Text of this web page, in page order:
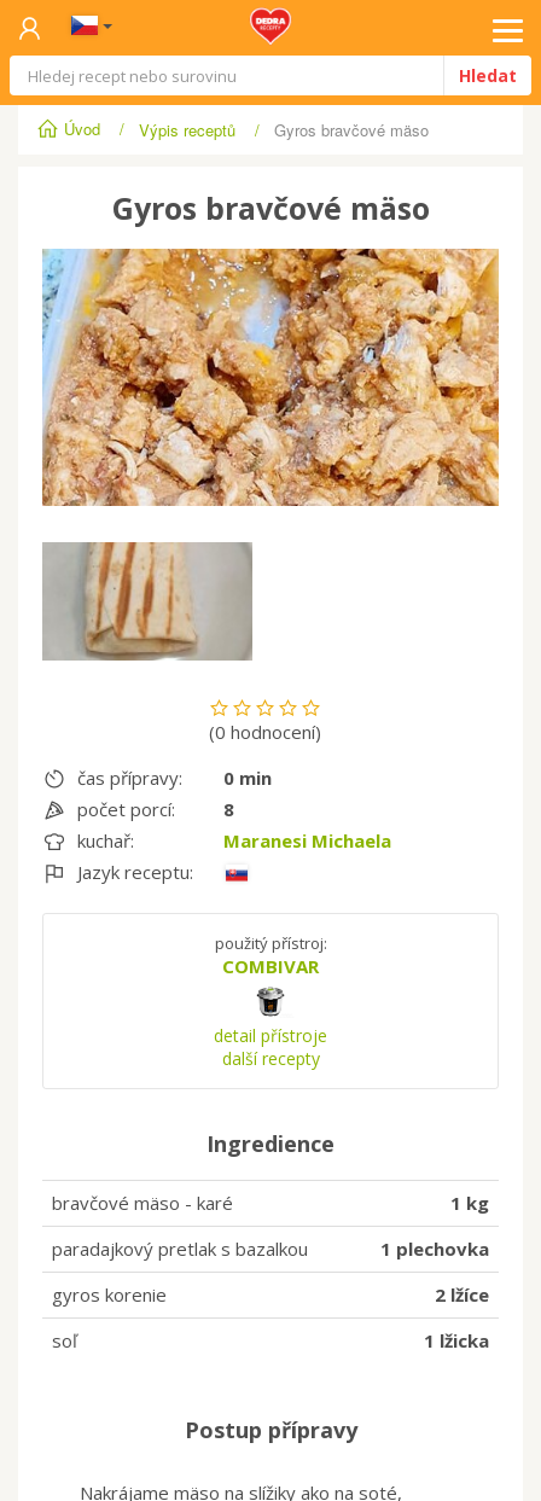
Hledat
Úvod / Výpis receptů / Gyros bravčové mäso
Gyros bravčové mäso
(0 hodnocení)
čas přípravy:
0 min
počet porcí:
8
kuchař:
Maranesi Michaela
Jazyk receptu:
použitý přístroj:
COMBIVAR
detail přístroje
další recepty
Ingredience
bravčové mäso - karé
1 kg
paradajkový pretlak s bazalkou
1 plechovka
gyros korenie
2 lžíce
soľ
1 lžicka
Postup přípravy
Nakrájame mäso na slížiky ako na soté,